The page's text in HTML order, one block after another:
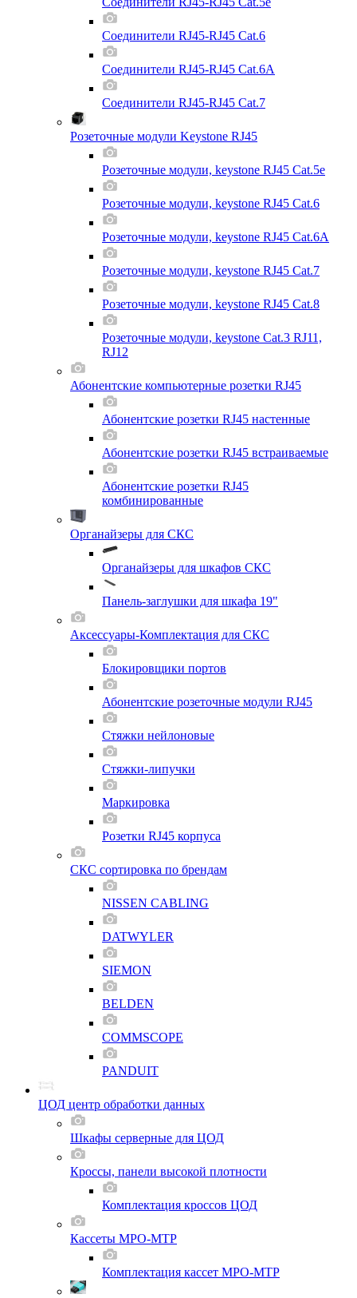
Соединители RJ45-RJ45 Cat.6
Соединители RJ45-RJ45 Cat.6A
Соединители RJ45-RJ45 Cat.7
Розеточные модули Keystone RJ45
Розеточные модули, keystone RJ45 Cat.5e
Розеточные модули, keystone RJ45 Cat.6
Розеточные модули, keystone RJ45 Cat.6A
Розеточные модули, keystone RJ45 Cat.7
Розеточные модули, keystone RJ45 Cat.8
Розеточные модули, keystone Cat.3 RJ11,
RJ12
Абонентские компьютерные розетки RJ45
Абонентские розетки RJ45 настенные
Абонентские розетки RJ45 встраиваемые
Абонентские розетки RJ45
комбинированные
Органайзеры для СКС
Органайзеры для шкафов СКС
Панель-заглушки для шкафа 19"
Аксессуары-Комплектация для СКС
Блокировщики портов
Абонентские розеточные модули RJ45
Стяжки нейлоновые
Стяжки-липучки
Маркировка
Розетки RJ45 корпуса
СКС сортировка по брендам
NISSEN CABLING
DATWYLER
SIEMON
BELDEN
COMMSCOPE
PANDUIT
ЦОД центр обработки данных
Шкафы серверные для ЦОД
Кроссы, панели высокой плотности
Комплектация кроссов ЦОД
Кассеты MPO-MTP
Комплектация кассет MPO-MTP